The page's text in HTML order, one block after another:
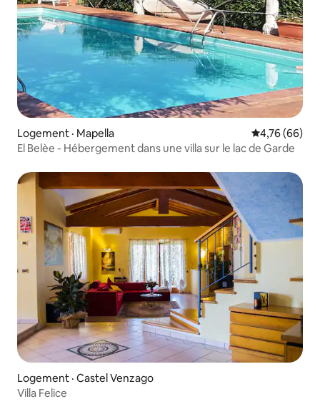
Logement · Mapella Note
4,76 (66)
El Belèe - Hébergement dans une villa sur le lac de Garde
Logement · Castel Venzago
Villa Felice